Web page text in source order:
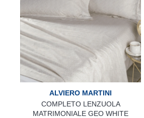
ALVIERO MARTINI
COMPLETO LENZUOLA
MATRIMONIALE GEO WHITE